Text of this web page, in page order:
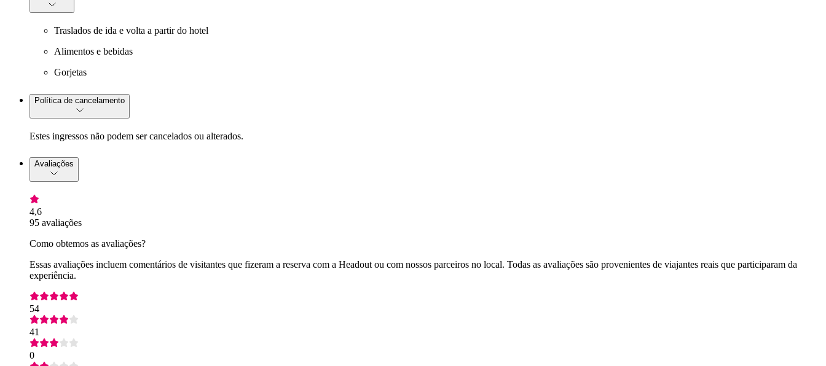
Traslados de ida e volta a partir do hotel
Alimentos e bebidas
Gorjetas
Política de cancelamento
Estes ingressos não podem ser cancelados ou alterados.
Avaliações
4,6
95 avaliações
Como obtemos as avaliações?
Essas avaliações incluem comentários de visitantes que fizeram a reserva com a Headout ou com nossos parceiros no local. Todas as avaliações são provenientes de viajantes reais que participaram da
experiência.
54
41
0